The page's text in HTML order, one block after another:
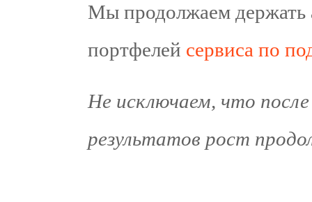
Мы продолжаем держать
портфелей сервиса по
Не исключаем, что
результатов рост